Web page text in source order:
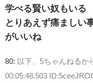
学べる賢い奴もいる
とりあえず痛ましい
がいいね
80: 以下、5ちゃんねるか
00:05:48.503